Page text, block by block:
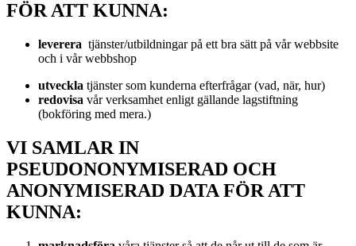
FÖR ATT KUNNA:
leverera tjänster/utbildningar på ett bra sätt på vår webbsite
och i vår webbshop
utveckla tjänster som kunderna efterfrågar (vad, när, hur)
redovisa vår verksamhet enligt gällande lagstiftning
(bokföring med mera.)
VI SAMLAR IN
PSEUDONONYMISERAD OCH
ANONYMISERAD DATA FÖR ATT
KUNNA: